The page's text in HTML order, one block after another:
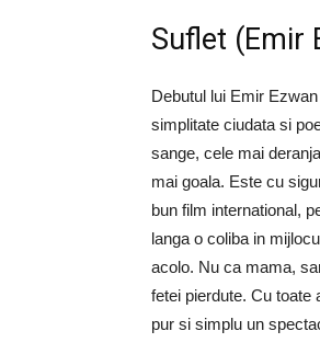
Suflet (Emir
Debutul lui Emir
simplitate ciudata si
sange, cele mai
mai goala. Este cu
bun film international,
langa o coliba ​​in
acolo. Nu ca mama,
fetei pierdute. Cu toate
pur si simplu un